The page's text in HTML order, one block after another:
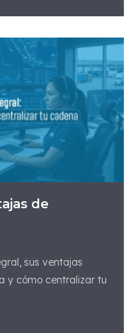
de
sus ventajas
y cómo centralizar tu